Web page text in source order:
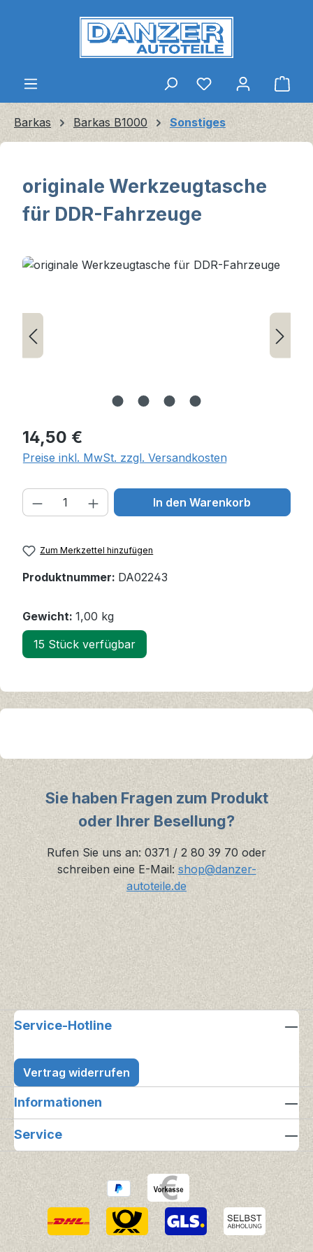
Zum Hauptinhalt springen
Barkas Barkas B1000 Sonstiges
originale Werkzeugtasche
für DDR-Fahrzeuge
Bildergalerie überspringen
Regulärer Preis:
14,50 €
Preise inkl. MwSt. zzgl. Versandkosten
Produkt Anzahl: Gib den
In den Warenkorb
Zum Merkzettel hinzufügen
Produktnummer: DA02243
Gewicht: 1,00 kg
15 Stück verfügbar
Sie haben Fragen zum Produkt
oder Ihrer Besellung?
Rufen Sie uns an: 0371 / 2 80 39 70 oder
schreiben eine E-Mail: shop@danzer-
autoteile.de
Service-Hotline
Vertrag widerrufen
Informationen
Service